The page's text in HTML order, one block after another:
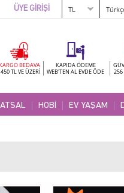
ÜYE GİRİŞİ
BEDAVA
TL VE ÜZERİ
KAPIDA ÖDEME
WEB'TEN AL EVDE ÖDE
256
HOBİ EV YAŞAM